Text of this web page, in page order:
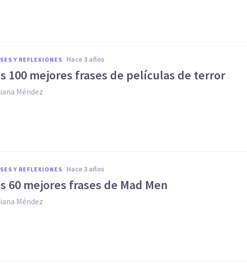
Y REFLEXIONES hace 3 años
100 mejores frases de películas de terror
Méndez
Y REFLEXIONES hace 3 años
60 mejores frases de Mad Men
Méndez